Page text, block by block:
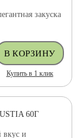
закуска
Купить в 1 клик
60Г
вкус и